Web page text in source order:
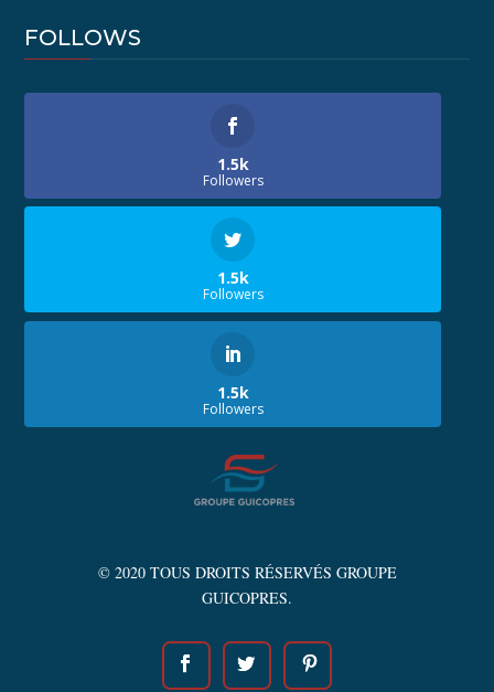
FOLLOWS
1.5k
Followers
1.5k
Followers
1.5k
Followers
© 2020 TOUS DROITS RÉSERVÉS GROUPE
GUICOPRES.